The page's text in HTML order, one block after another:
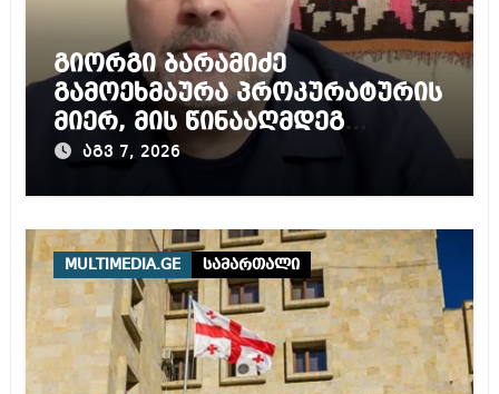
გიორგი ბარამიძე
გამოეხმაურა პროკურატურის
მიერ, მის წინააღმდეგ
დაწყებულ გამოძიებას
აგვ 7, 2026
MULTIMEDIA.GE სამართალი